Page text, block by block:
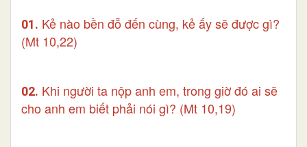
01. Kẻ nào bền đỗ đến cùng, kẻ ấy sẽ được gì?
(Mt 10,22)
02. Khi người ta nộp anh em, trong giờ đó ai sẽ
cho anh em biết phải nói gì? (Mt 10,19)